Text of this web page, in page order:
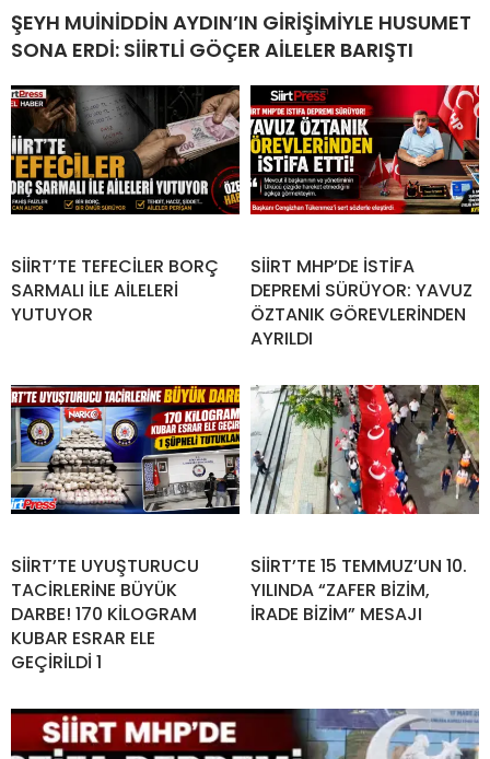
ŞEYH MUİNİDDİN AYDIN’IN GİRİŞİMİYLE HUSUMET
SONA ERDİ: SİİRTLİ GÖÇER AİLELER BARIŞTI
SİİRT’TE TEFECİLER BORÇ
SARMALI İLE AİLELERİ
YUTUYOR
SİİRT MHP’DE İSTİFA
DEPREMİ SÜRÜYOR: YAVUZ
ÖZTANIK GÖREVLERİNDEN
AYRILDI
SİİRT’TE UYUŞTURUCU
TACİRLERİNE BÜYÜK
DARBE! 170 KİLOGRAM
KUBAR ESRAR ELE
GEÇİRİLDİ 1
SİİRT’TE 15 TEMMUZ’UN 10.
YILINDA “ZAFER BİZİM,
İRADE BİZİM” MESAJI